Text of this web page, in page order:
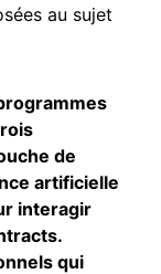
au sujet
de
artificielle
interagir
qui